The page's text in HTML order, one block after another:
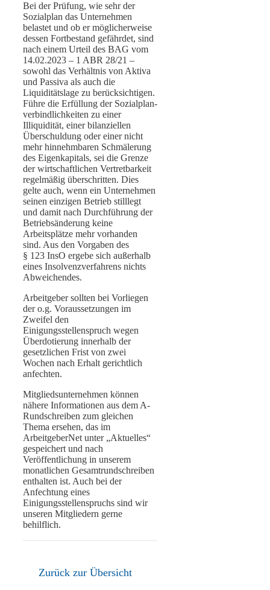
Bei der Prüfung, wie sehr der
Sozialplan das Unternehmen
belastet und ob er möglicherweise
dessen Fortbestand gefährdet, sind
nach einem Urteil des BAG vom
14.02.2023 – 1 ABR 28/21 –
sowohl das Verhältnis von Aktiva
und Passiva als auch die
Liquiditätslage zu berücksichtigen.
Führe die Erfüllung der Sozialplan­
verbindlichkeiten zu einer
Illiquidität, einer bilanziellen
Überschuldung oder einer nicht
mehr hinnehmbaren Schmälerung
des Eigenkapitals, sei die Grenze
der wirtschaftlichen Vertretbarkeit
regelmäßig überschritten. Dies
gelte auch, wenn ein Unternehmen
seinen einzigen Betrieb stilllegt
und damit nach Durchführung der
Betriebsänderung keine
Arbeitsplätze mehr vorhanden
sind. Aus den Vorgaben des
§ 123 InsO ergebe sich außerhalb
eines Insolvenzverfahrens nichts
Abweichendes.
Arbeitgeber sollten bei Vorliegen
der o.g. Voraussetzungen im
Zweifel den
Einigungsstellenspruch wegen
Überdotierung innerhalb der
gesetzlichen Frist von zwei
Wochen nach Erhalt gerichtlich
anfechten.
Mitgliedsunternehmen können
nähere Informationen aus dem A-
Rundschreiben zum gleichen
Thema ersehen, das im
ArbeitgeberNet unter „Aktuelles“
gespeichert und nach
Veröffentlichung in unserem
monatlichen Gesamtrundschreiben
enthalten ist. Auch bei der
Anfechtung eines
Einigungsstellenspruchs sind wir
unseren Mitgliedern gerne
behilflich.
Zurück zur Übersicht